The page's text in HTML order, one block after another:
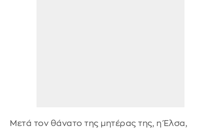
Μετά τον θάνατο της μητέρας της, η Έλσα,